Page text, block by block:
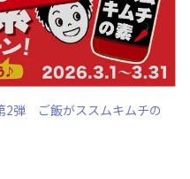
2弾 ご飯がススムキムチの